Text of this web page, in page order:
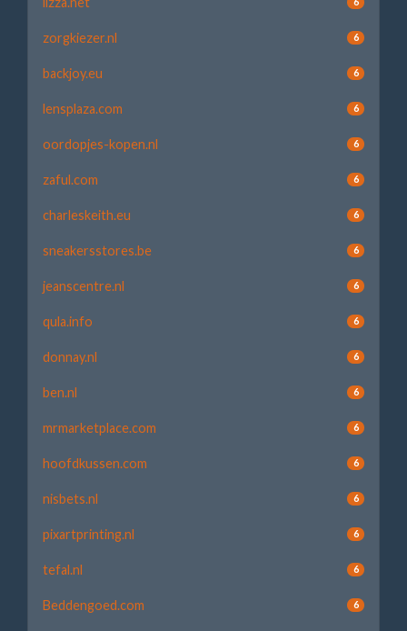
zorgkiezer.nl 6
backjoy.eu 6
lensplaza.com 6
oordopjes-kopen.nl 6
zaful.com 6
charleskeith.eu 6
sneakersstores.be 6
jeanscentre.nl 6
qula.info 6
donnay.nl 6
ben.nl 6
mrmarketplace.com 6
hoofdkussen.com 6
nisbets.nl 6
pixartprinting.nl 6
tefal.nl 6
Beddengoed.com 6